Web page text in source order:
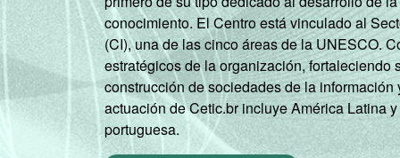
conocimiento. El Centro está vinculado al
(CI), una de las cinco áreas de la UNESCO.
estratégicos de la organización, fortaleciendo
construcción de sociedades de la
actuación de Cetic.br incluye América Latina
portuguesa.